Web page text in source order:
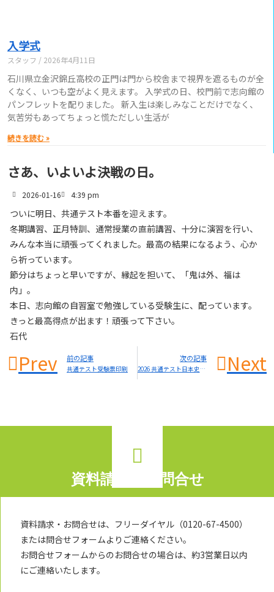
入学式
スタッフ 2026年4月11日
石川県立金沢錦丘高校の正門は門から校舎まで視界を遮るものが全
くなく、いつも空がよく見えます。 入学式の日、校門前で志向館の
パンフレットを配りました。 新入生は楽しみなことだけでなく、
気苦労もあってちょっと慌ただしい生活が
続きを読む »
さあ、いよいよ決戦の日。
2026-01-16 4:39 pm
ついに明日、共通テスト本番を迎えます。
冬期講習、正月特訓、通常授業の直前講習、十分に演習を行い、
みんな本当に頑張ってくれました。最高の結果になるよう、心か
ら祈っています。
節分はちょっと早いですが、縁起を担いて、「鬼は外、福は
内」。
本日、志向館の自習室で勉強している受験生に、配っています。
きっと最高得点が出ます！頑張って下さい。
石代
Prev 前の記事
共通テスト受験票印刷
次の記事
2026 共通テスト日本史総評 Next
資料請求・お問合せ
資料請求・お問合せは、フリーダイヤル（0120-67-4500）
または問合せフォームよりご連絡ください。
お問合せフォームからのお問合せの場合は、約3営業日以内
にご連絡いたします。